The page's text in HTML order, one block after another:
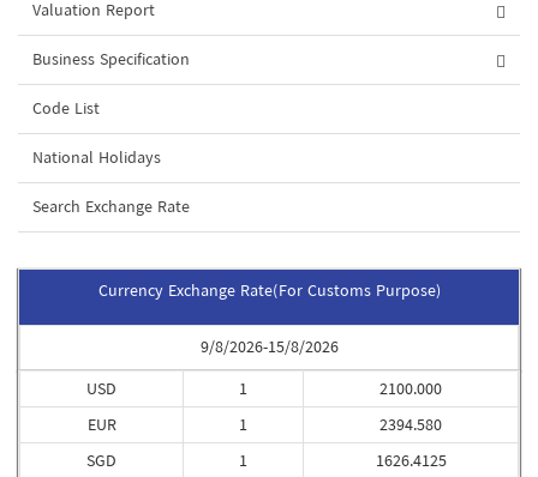
Valuation Report
Business Specification
Code List
National Holidays
Search Exchange Rate
Currency Exchange Rate(For Customs Purpose)
9/8/2026-15/8/2026
USD
EUR
SGD
1
1
1
2100.000
2394.580
1626.4125